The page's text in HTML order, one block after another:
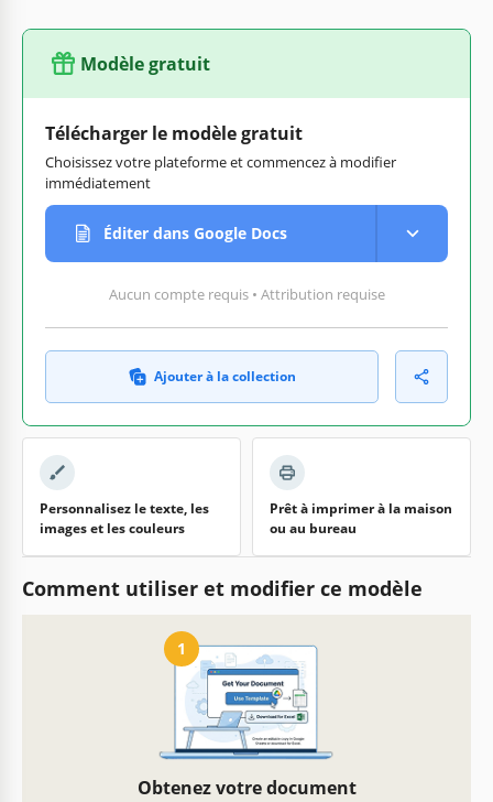
Modèle gratuit
Télécharger le modèle gratuit
Choisissez votre plateforme et commencez à modifier
immédiatement
Éditer dans Google Docs
Aucun compte requis • Attribution requise
Ajouter à la collection
Personnalisez le texte, les
images et les couleurs
Prêt à imprimer à la maison
ou au bureau
Comment utiliser et modifier ce modèle
1
Obtenez votre document